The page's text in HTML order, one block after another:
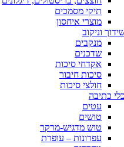
תיקי מסמכים
מוצרי איחסון
וניקוב
מנקבים
שדכנים
אקדחי סיכות
סיכות חיבור
חולצי סיכות
כלי כתיבה
עטים
טושים
טוש מדגיש-מרקר
עפרונות – עופרת